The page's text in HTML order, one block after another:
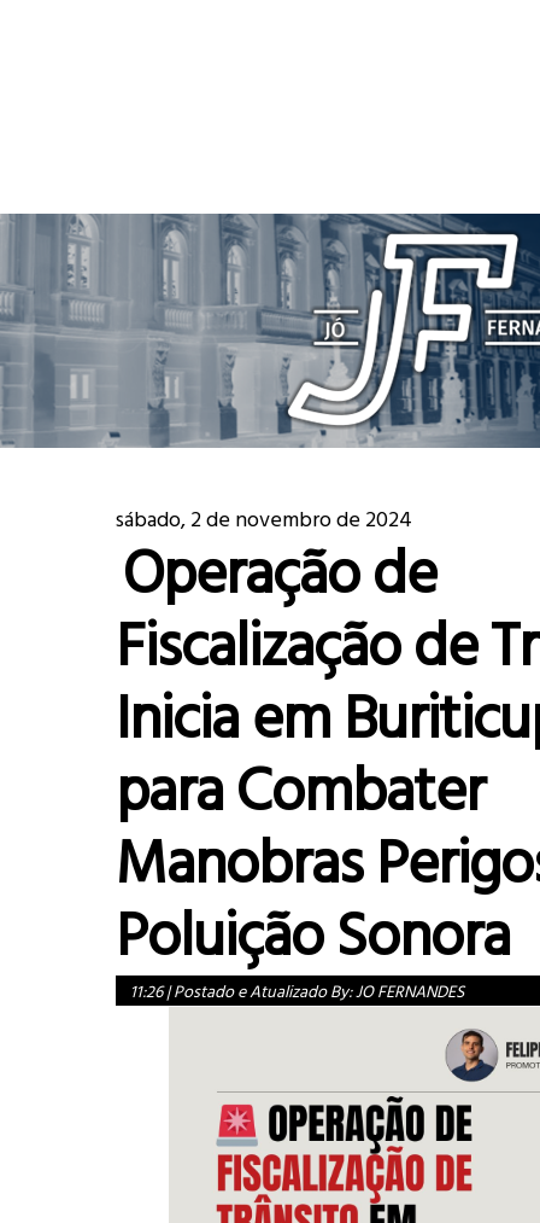
sábado, 2 de novembro de 2024
Operação de
Fiscalização de
Inicia em
para Combater
Manobras
Poluição Sonora
11:26|Postado e Atualizado By:JO FERNANDES